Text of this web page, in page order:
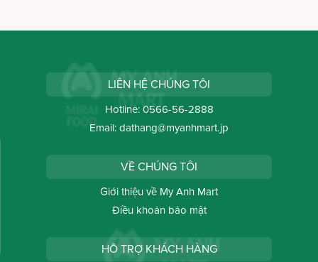
LIÊN HỆ CHÚNG TÔI
Hotline: 0566-56-2888
Email: dathang@myanhmart.jp
VỀ CHÚNG TÔI
Giới thiệu về My Anh Mart
Điều khoản bảo mật
HỖ TRỢ KHÁCH HÀNG